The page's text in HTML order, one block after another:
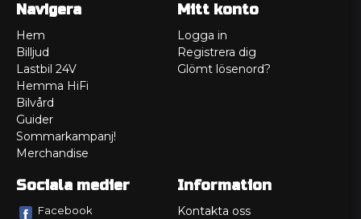
Navigera
Hem
Billjud
Lastbil 24V
Hemma HiFi
Bilvård
Guider
Sommarkampanj!
Merchandise
Mitt konto
Logga in
Registrera dig
Glömt lösenord?
Sociala medier
Facebook
Information
Kontakta oss